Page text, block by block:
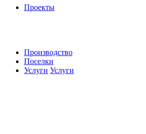
Проекты
Производство
Поселки
Услуги Услуги